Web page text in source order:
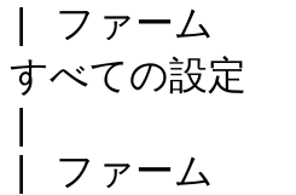
| ファー
すべての設定
| ファーム